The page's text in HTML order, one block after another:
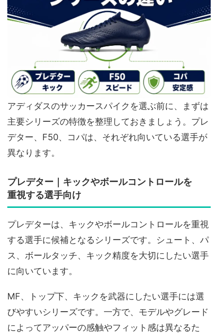
アディダスのサッカースパイクを選ぶ前に、まずは
主要シリーズの特徴を整理しておきましょう。プレ
デター、F50、コパは、それぞれ向いている選手が
異なります。
プレデター｜キックやボールコントロールを
重視する選手向け
プレデターは、キックやボールコントロールを重視
する選手に候補となるシリーズです。シュート、パ
ス、ボールタッチ、キック精度を大切にしたい選手
に向いています。
MF、トップ下、キックを武器にしたい選手には選
びやすいシリーズです。一方で、モデルやグレード
によってアッパーの感触やフィット感は異なるた